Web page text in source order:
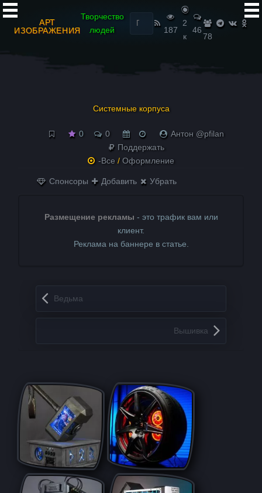
АРТ
ИЗОБРАЖЕНИЯ
Творчество
людей
Найти:
187
2
к
46
78
Системные корпуса
0 0
Антон @pfilan
Поддержать
-Все / Оформление
Спонсоры Добавить Убрать
Размещение рекламы - это трафик вам или
клиент.
Реклама на баннере в статье.
Запись навигация
Ведьма
Вышивка